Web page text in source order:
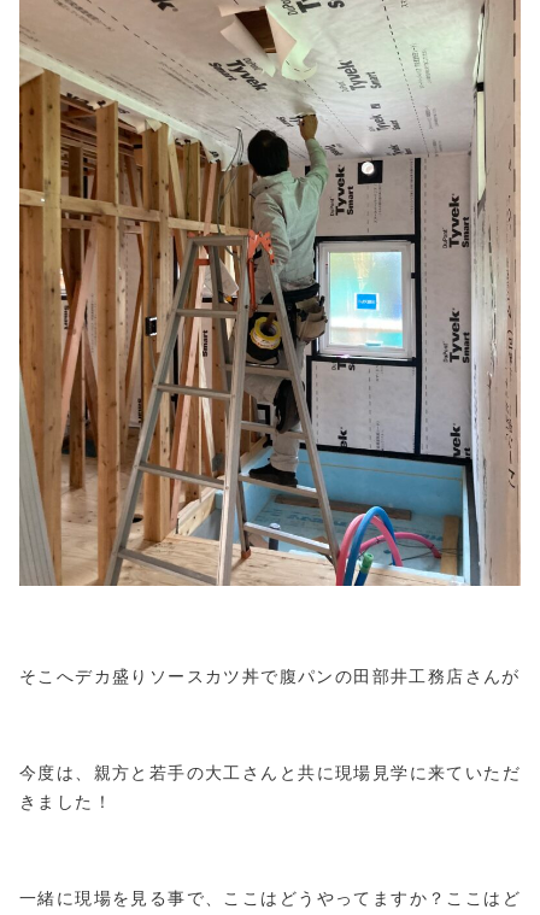
そこへデカ盛りソースカツ丼で腹パンの田部井工務店さんが
今度は、親方と若手の大工さんと共に現場見学に来ていただ
きました！
一緒に現場を見る事で、ここはどうやってますか？ここはど